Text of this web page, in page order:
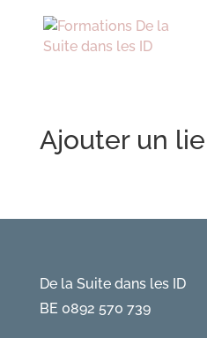
Ajouter un
De la Suite dans les ID
BE 0892 570 739